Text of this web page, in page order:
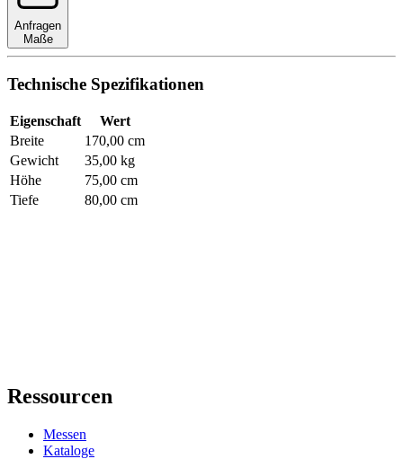
Anfragen
Maße
Technische Spezifikationen
Eigenschaft
Wert
Breite
170,00 cm
Gewicht
35,00 kg
Höhe
75,00 cm
Tiefe
80,00 cm
Ressourcen
Messen
Kataloge